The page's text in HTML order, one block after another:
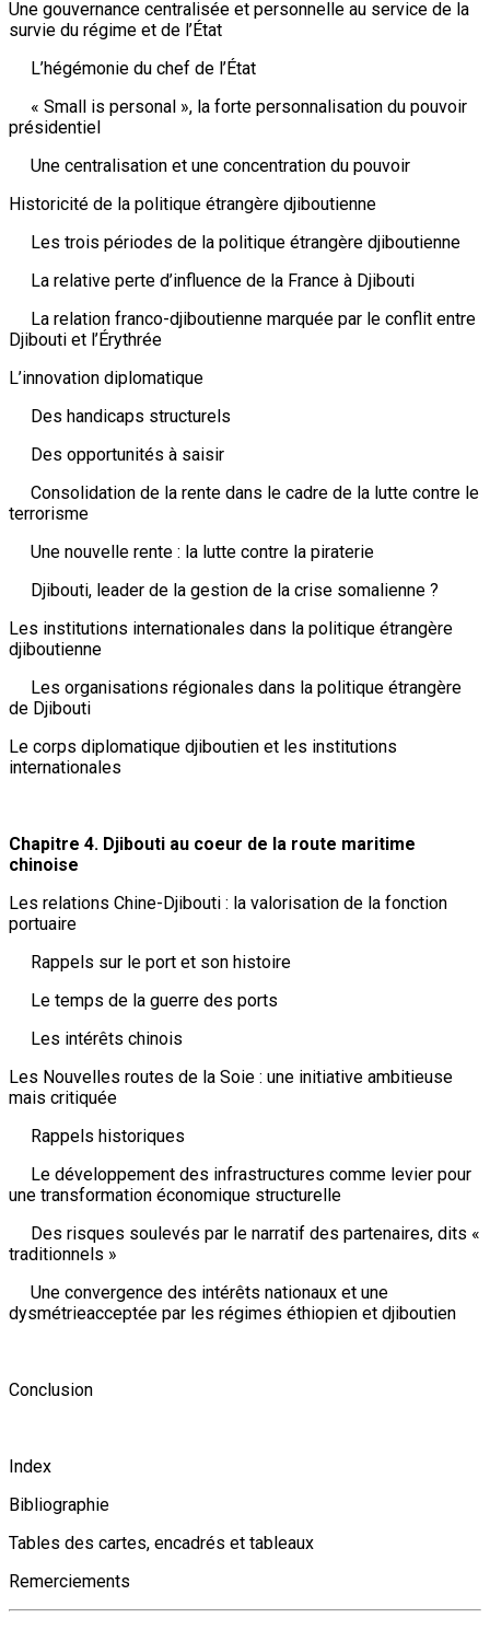
Une gouvernance centralisée et personnelle au service de la
survie du régime et de l’État
L’hégémonie du chef de l’État
« Small is personal », la forte personnalisation du pouvoir
présidentiel
Une centralisation et une concentration du pouvoir
Historicité de la politique étrangère djiboutienne
Les trois périodes de la politique étrangère djiboutienne
La relative perte d’influence de la France à Djibouti
La relation franco-djiboutienne marquée par le conflit entre
Djibouti et l’Érythrée
L’innovation diplomatique
Des handicaps structurels
Des opportunités à saisir
Consolidation de la rente dans le cadre de la lutte contre le
terrorisme
Une nouvelle rente : la lutte contre la piraterie
Djibouti, leader de la gestion de la crise somalienne ?
Les institutions internationales dans la politique étrangère
djiboutienne
Les organisations régionales dans la politique étrangère
de Djibouti
Le corps diplomatique djiboutien et les institutions
internationales
Chapitre 4. Djibouti au coeur de la route maritime
chinoise
Les relations Chine-Djibouti : la valorisation de la fonction
portuaire
Rappels sur le port et son histoire
Le temps de la guerre des ports
Les intérêts chinois
Les Nouvelles routes de la Soie : une initiative ambitieuse
mais critiquée
Rappels historiques
Le développement des infrastructures comme levier pour
une transformation économique structurelle
Des risques soulevés par le narratif des partenaires, dits «
traditionnels »
Une convergence des intérêts nationaux et une
dysmétrieacceptée par les régimes éthiopien et djiboutien
Conclusion
Index
Bibliographie
Tables des cartes, encadrés et tableaux
Remerciements